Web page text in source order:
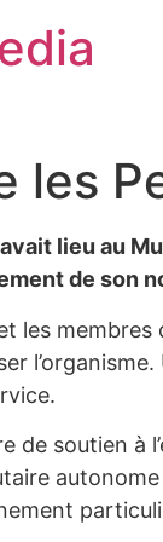
les
lieu au
de
les
de soutien à